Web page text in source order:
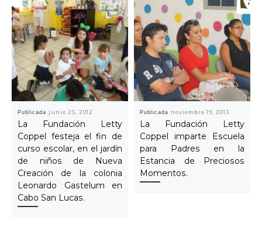
Publicada junio 25, 2012
La Fundación Letty
Coppel festeja el fin de
curso escolar, en el jardín
de niños de Nueva
Creación de la colonia
Leonardo Gastelum en
Cabo San Lucas.
Publicada noviembre 19, 2013
La Fundación Letty
Coppel imparte Escuela
para Padres en la
Estancia de Preciosos
Momentos.